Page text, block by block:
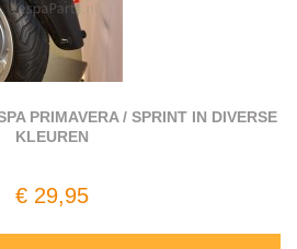
PRIMAVERA / SPRINT IN DIVERSE
KLEUREN
€ 29,95